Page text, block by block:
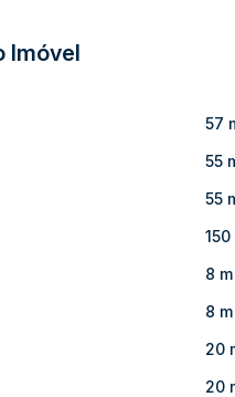
Imóvel
57
55
55
150
8 m
8 m
20
20